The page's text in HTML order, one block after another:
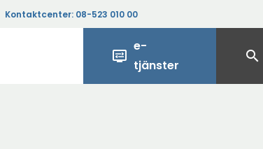
Kontaktcenter: 08-523 010 00
display_settings
e-
tjänster
search